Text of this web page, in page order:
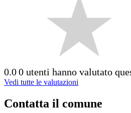
0.00 utenti hanno valutato
Vedi tutte le valutazioni
Contatta il comune